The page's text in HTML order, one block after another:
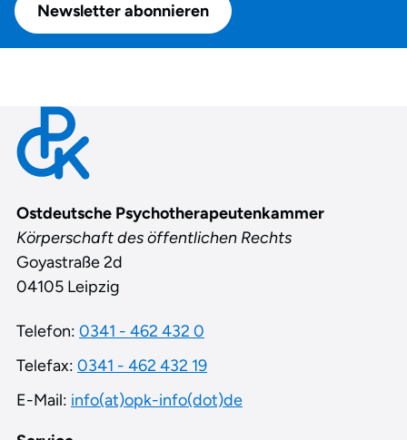
Newsletter abonnieren
Contact
Ostdeutsche Psychotherapeutenkammer
Körperschaft des öffentlichen Rechts
Goyastraße 2d
04105 Leipzig
Telefon: 0341 - 462 432 0
Telefax: 0341 - 462 432 19
E-Mail: info(at)opk-info(dot)de